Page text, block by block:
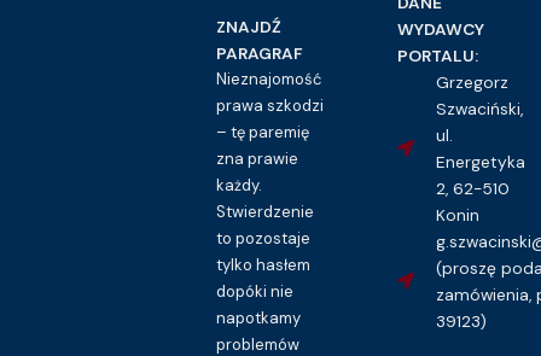
ZNAJDŹ
PARAGRAF
Nieznajomość
prawa szkodzi
– tę paremię
zna prawie
każdy.
Stwierdzenie
to pozostaje
tylko hasłem
dopóki nie
napotkamy
problemów
WYDAWCY
PORTALU:
Grzegorz
Szwaciński,
ul.
Energetyka
2, 62-510
Konin
(proszę
zamówienia,
39123)